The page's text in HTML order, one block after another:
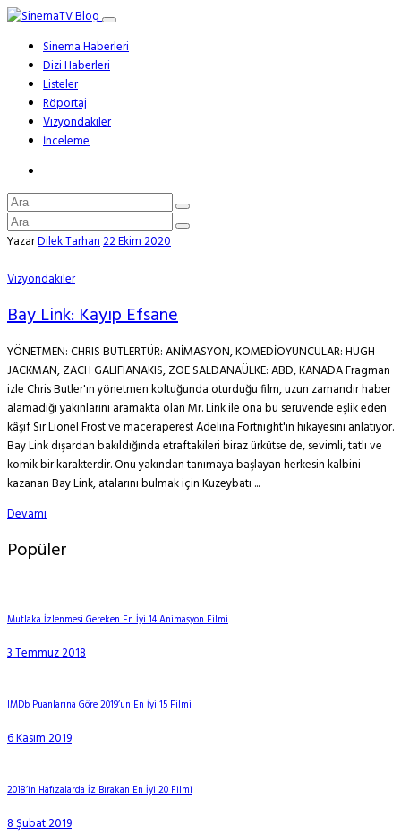
Sinema Haberleri
Dizi Haberleri
Listeler
Röportaj
Vizyondakiler
İnceleme
YazarDilek Tarhan22 Ekim 2020
Vizyondakiler
Bay Link: Kayıp Efsane
YÖNETMEN: CHRIS BUTLERTÜR: ANİMASYON, KOMEDİOYUNCULAR: HUGH
JACKMAN, ZACH GALIFIANAKIS, ZOE SALDANAÜLKE: ABD, KANADA Fragman
izle Chris Butler'ın yönetmen koltuğunda oturduğu film, uzun zamandır haber
alamadığı yakınlarını aramakta olan Mr. Link ile ona bu serüvende eşlik eden
kâşif Sir Lionel Frost ve maceraperest Adelina Fortnight'ın hikayesini anlatıyor.
Bay Link dışardan bakıldığında etraftakileri biraz ürkütse de, sevimli, tatlı ve
komik bir karakterdir. Onu yakından tanımaya başlayan herkesin kalbini
kazanan Bay Link, atalarını bulmak için Kuzeybatı ...
Devamı
Popüler
Mutlaka İzlenmesi Gereken En İyi 14 Animasyon Filmi
3 Temmuz 2018
IMDb Puanlarına Göre 2019’un En İyi 15 Filmi
6 Kasım 2019
2018’in Hafızalarda İz Bırakan En İyi 20 Filmi
8 Şubat 2019